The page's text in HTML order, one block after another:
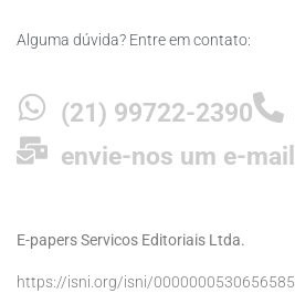
Alguma dúvida? Entre em contato:
(21) 99722-2390
envie-nos um e-mail
E-papers Servicos Editoriais Ltda.
https://isni.org/isni/0000000530656585